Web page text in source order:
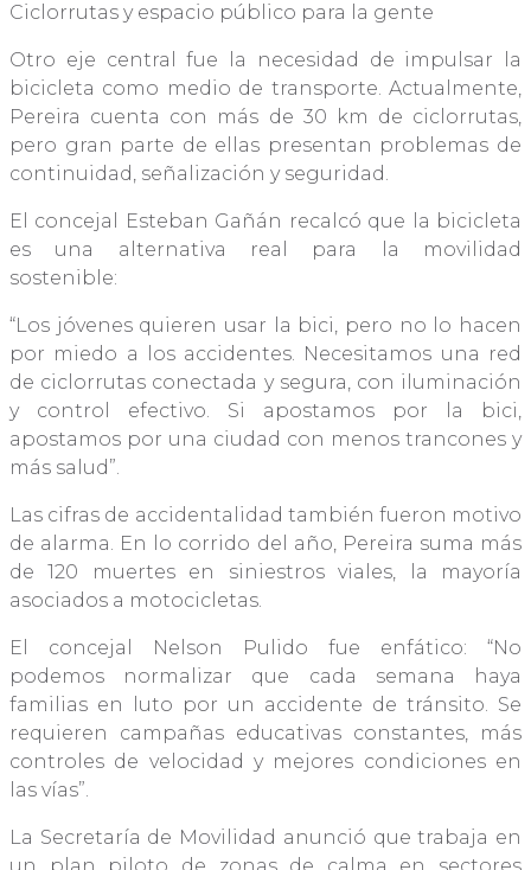
Ciclorrutas y espacio público para la gente
Otro eje central fue la necesidad de impulsar la
bicicleta como medio de transporte. Actualmente,
Pereira cuenta con más de 30 km de ciclorrutas,
pero gran parte de ellas presentan problemas de
continuidad, señalización y seguridad.
El concejal Esteban Gañán recalcó que la bicicleta
es una alternativa real para la movilidad
sostenible:
“Los jóvenes quieren usar la bici, pero no lo hacen
por miedo a los accidentes. Necesitamos una red
de ciclorrutas conectada y segura, con iluminación
y control efectivo. Si apostamos por la bici,
apostamos por una ciudad con menos trancones y
más salud”.
Las cifras de accidentalidad también fueron motivo
de alarma. En lo corrido del año, Pereira suma más
de 120 muertes en siniestros viales, la mayoría
asociados a motocicletas.
El concejal Nelson Pulido fue enfático: “No
podemos normalizar que cada semana haya
familias en luto por un accidente de tránsito. Se
requieren campañas educativas constantes, más
controles de velocidad y mejores condiciones en
las vías”.
La Secretaría de Movilidad anunció que trabaja en